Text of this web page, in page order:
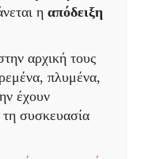
η απόδειξη
αρχική τους
πλυμένα,
έχουν
συσκευασία